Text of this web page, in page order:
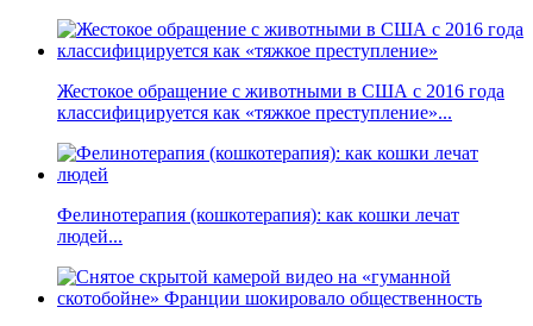
Жестокое обращение с животными в США с 2016 года
классифицируется как «тяжкое преступление»...
Фелинотерапия (кошкотерапия): как кошки лечат
людей...